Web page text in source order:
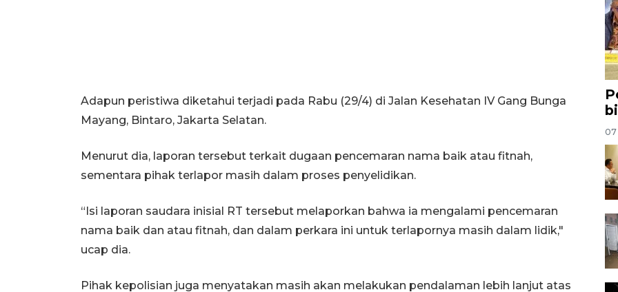
Adapun peristiwa diketahui terjadi pada Rabu (29/4) di Jalan Kesehatan IV Gang Bunga
Mayang, Bintaro, Jakarta Selatan.
Menurut dia, laporan tersebut terkait dugaan pencemaran nama baik atau fitnah,
sementara pihak terlapor masih dalam proses penyelidikan.
“Isi laporan saudara inisial RT tersebut melaporkan bahwa ia mengalami pencemaran
nama baik dan atau fitnah, dan dalam perkara ini untuk terlapornya masih dalam lidik,"
ucap dia.
Pihak kepolisian juga menyatakan masih akan melakukan pendalaman lebih lanjut atas
07